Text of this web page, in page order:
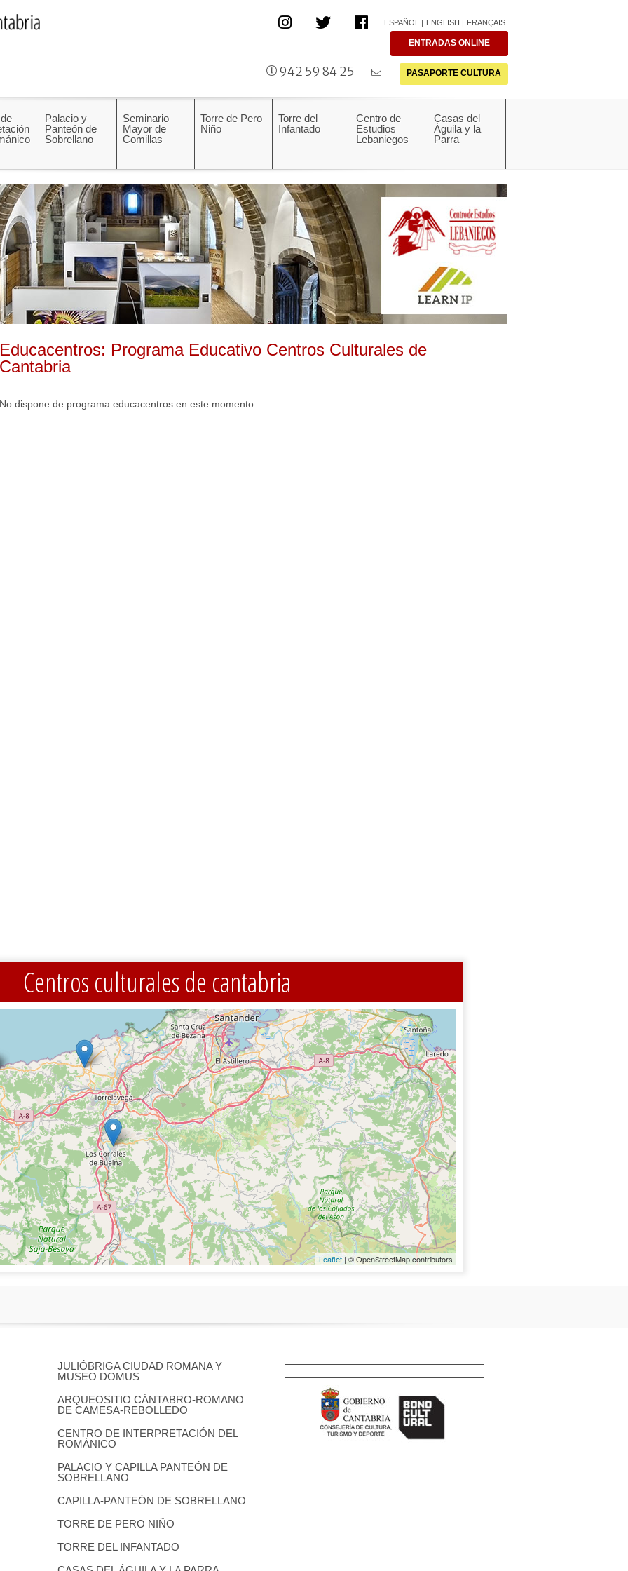
ESPAÑOL ENGLISH FRANÇAIS
ENTRADAS ONLINE
942 59 84 25 PASAPORTE CULTURA
Palacio y
Panteón de
Sobrellano
Seminario
Mayor de
Comillas
Torre de Pero
Niño
Torre del
Infantado
Centro de
Estudios
Lebaniegos
Casas del
Águila y la
Parra
Programa Educativo Centros Culturales de
dispone de programa educacentros en este momento.
Centros culturales de cantabria
Leaflet | © OpenStreetMap contributors
JULIÓBRIGA CIUDAD ROMANA Y
MUSEO DOMUS
ARQUEOSITIO CÁNTABRO-ROMANO
DE CAMESA-REBOLLEDO
CENTRO DE INTERPRETACIÓN DEL
ROMÁNICO
PALACIO Y CAPILLA PANTEÓN DE
SOBRELLANO
CAPILLA-PANTEÓN DE SOBRELLANO
TORRE DE PERO NIÑO
TORRE DEL INFANTADO